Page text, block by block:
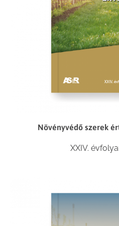
Növényvédő szerek
XXIV.